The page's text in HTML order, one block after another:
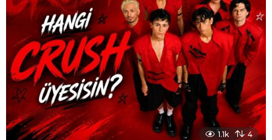
1.1k 4